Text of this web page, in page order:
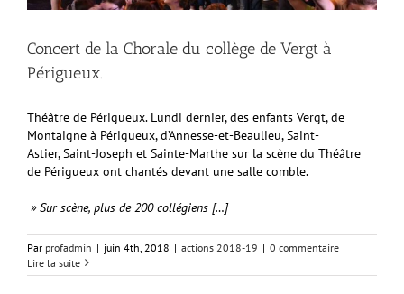
Concert de la Chorale du collège de Vergt à
Périgueux.
Théâtre de Périgueux. Lundi dernier, des enfants Vergt, de
Montaigne à Périgueux, d’Annesse-et-Beaulieu, Saint-
Astier, Saint-Joseph et Sainte-Marthe sur la scène du Théâtre
de Périgueux ont chantés devant une salle comble.
» Sur scène, plus de 200 collégiens […]
Par profadmin | juin 4th, 2018 | actions 2018-19 | 0 commentaire
Lire la suite